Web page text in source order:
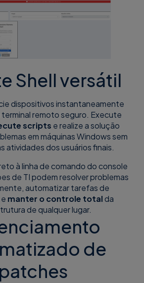
Shell versátil
dispositivos instantaneamente
terminal remoto seguro. Execute
scripts e realize a solução
em máquinas Windows sem
atividades dos usuários finais.
à linha de comando do console
de TI podem resolver problemas
automatizar tarefas de
manter o controle totalda
de qualquer lugar.
de
patches